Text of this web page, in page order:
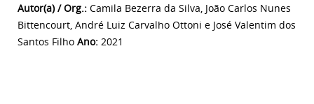
Autor(a) / Org.: Camila Bezerra da Silva, João Carlos Nunes
Bittencourt, André Luiz Carvalho Ottoni e José Valentim dos
Santos Filho Ano: 2021